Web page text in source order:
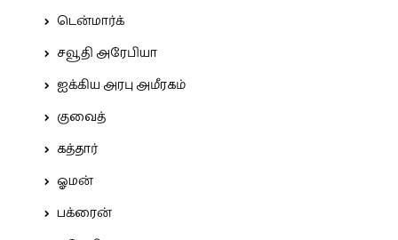
டென்மார்க்
சவூதி அரேபியா
ஐக்கிய அரபு அமீரகம்
குவைத்
கத்தார்
ஓமன்
பக்ரைன்